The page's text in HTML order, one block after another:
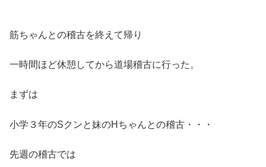
筋ちゃんとの稽古を終えて帰り
一時間ほど休憩してから道場稽古に行った。
まずは
小学３年のSクンと妹のHちゃんとの稽古・・・
先週の稽古では